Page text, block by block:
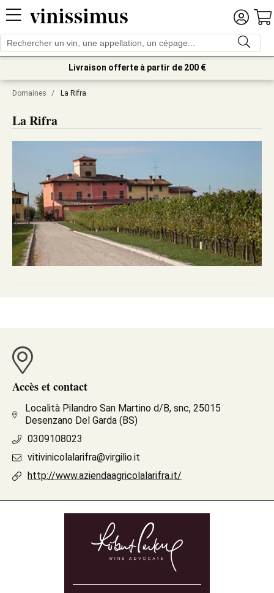
Livraison offerte à partir de 200 €
Domaines / La Rifra
La Rifra
Accès et contact
Località Pilandro San Martino d/B, snc, 25015
Desenzano Del Garda (BS)
0309108023
vitivinicolalarifra@virgilio.it
http://www.aziendaagricolalarifra.it/